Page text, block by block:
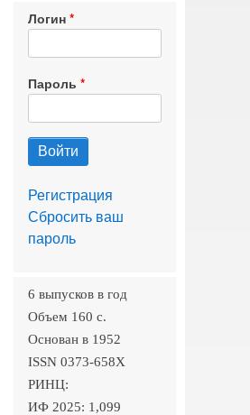
Логин
Пароль
Регистрация
Сбросить ваш
пароль
6 выпусков в год
Объем 160 c.
Основан в 1952
ISSN 0373-658X
РИНЦ:
ИФ 2025: 1,099